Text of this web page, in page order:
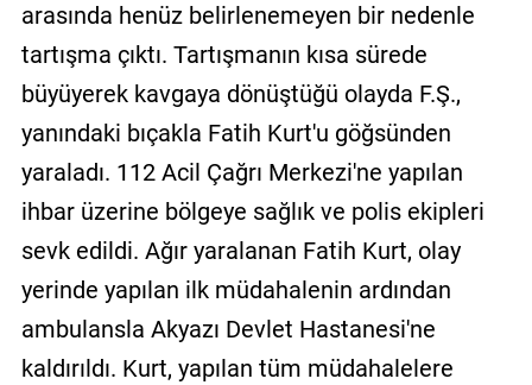
arasında henüz belirlenemeyen bir nedenle
tartışma çıktı. Tartışmanın kısa sürede
büyüyerek kavgaya dönüştüğü olayda F.Ş.,
yanındaki bıçakla Fatih Kurt'u göğsünden
yaraladı. 112 Acil Çağrı Merkezi'ne yapılan
ihbar üzerine bölgeye sağlık ve polis ekipleri
sevk edildi. Ağır yaralanan Fatih Kurt, olay
yerinde yapılan ilk müdahalenin ardından
ambulansla Akyazı Devlet Hastanesi'ne
kaldırıldı. Kurt, yapılan tüm müdahalelere